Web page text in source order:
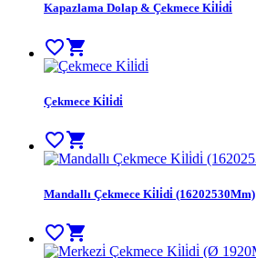
Kapazlama Dolap & Çekmece Ki̇li̇di̇
favorite_bordershopping_cart
Çekmece Ki̇li̇di̇
favorite_bordershopping_cart
Mandallı Çekmece Ki̇li̇di̇ (16202530Mm)
favorite_bordershopping_cart